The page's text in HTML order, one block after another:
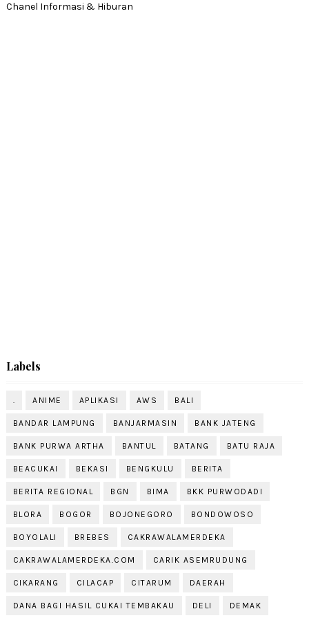
Chanel Informasi & Hiburan
Labels
. ANIME APLIKASI AWS BALI
BANDAR LAMPUNG BANJARMASIN BANK JATENG
BANK PURWA ARTHA BANTUL BATANG BATU RAJA
BEACUKAI BEKASI BENGKULU BERITA
BERITA REGIONAL BGN BIMA BKK PURWODADI
BLORA BOGOR BOJONEGORO BONDOWOSO
BOYOLALI BREBES CAKRAWALAMERDEKA
CAKRAWALAMERDEKA.COM CARIK ASEMRUDUNG
CIKARANG CILACAP CITARUM DAERAH
DANA BAGI HASIL CUKAI TEMBAKAU DELI DEMAK